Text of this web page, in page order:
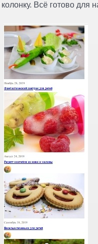
Всё готово для